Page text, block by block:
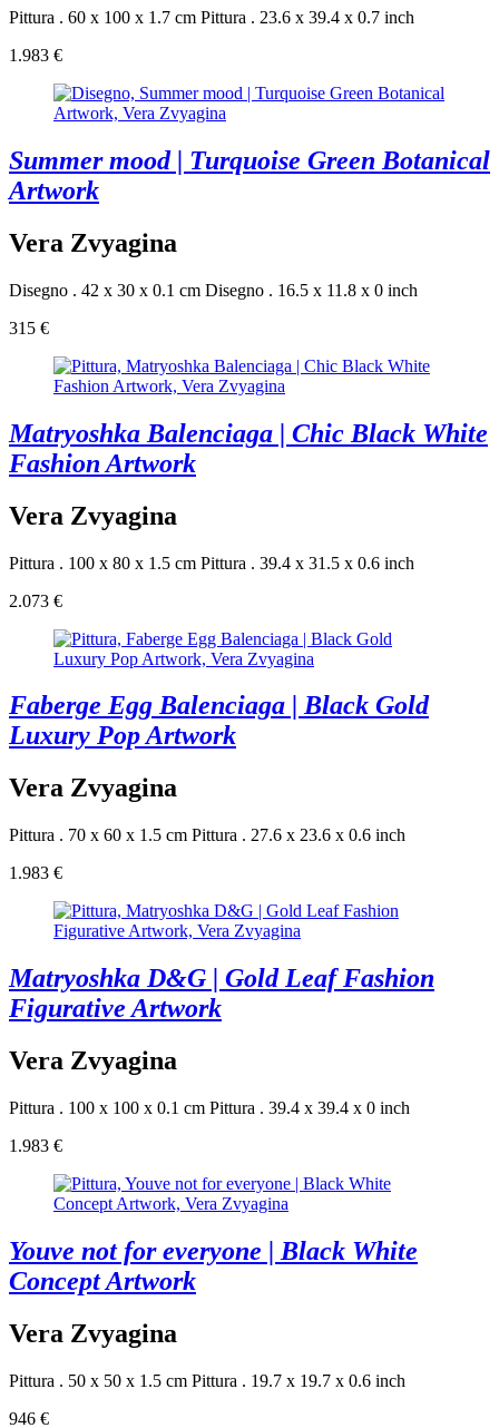
Pittura . 60 x 100 x 1.7 cm Pittura . 23.6 x 39.4 x 0.7 inch
1.983 €
Summer mood | Turquoise Green Botanical
Artwork
Vera Zvyagina
Disegno . 42 x 30 x 0.1 cm Disegno . 16.5 x 11.8 x 0 inch
315 €
Matryoshka Balenciaga | Chic Black White
Fashion Artwork
Vera Zvyagina
Pittura . 100 x 80 x 1.5 cm Pittura . 39.4 x 31.5 x 0.6 inch
2.073 €
Faberge Egg Balenciaga | Black Gold
Luxury Pop Artwork
Vera Zvyagina
Pittura . 70 x 60 x 1.5 cm Pittura . 27.6 x 23.6 x 0.6 inch
1.983 €
Matryoshka D&G | Gold Leaf Fashion
Figurative Artwork
Vera Zvyagina
Pittura . 100 x 100 x 0.1 cm Pittura . 39.4 x 39.4 x 0 inch
1.983 €
Youve not for everyone | Black White
Concept Artwork
Vera Zvyagina
Pittura . 50 x 50 x 1.5 cm Pittura . 19.7 x 19.7 x 0.6 inch
946 €